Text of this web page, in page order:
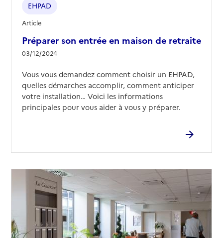
Préparer son entrée en maison de retraite
03/12/2024
EHPAD
Article
Vous vous demandez comment choisir un EHPAD,
quelles démarches accomplir, comment anticiper
votre installation… Voici les informations
principales pour vous aider à vous y préparer.